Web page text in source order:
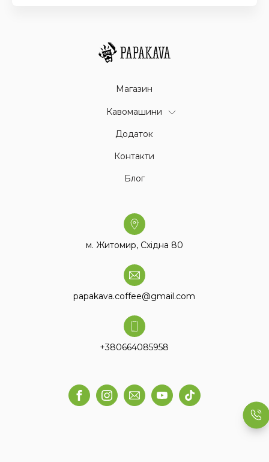
Магазин
Кавомашини
Додаток
Контакти
Блог
м. Житомир, Східна 80
papakava.coffee@gmail.com
+380664085958